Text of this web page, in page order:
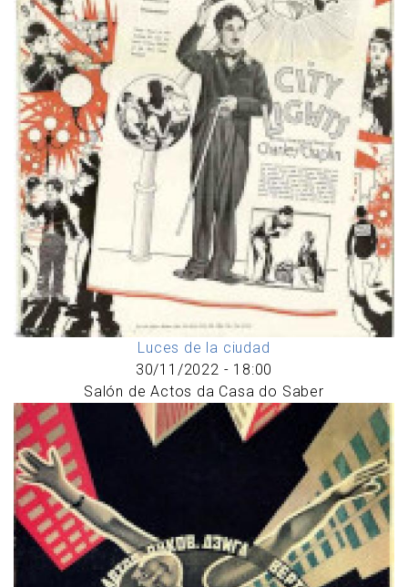
Luces de la ciudad
30/11/2022 - 18:00
Salón de Actos da Casa do Saber